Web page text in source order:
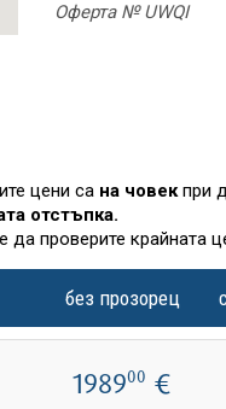
Оферта № UWQI
цени са на човекпри
отстъпка.
проверите крайната
без прозорец
198900 €